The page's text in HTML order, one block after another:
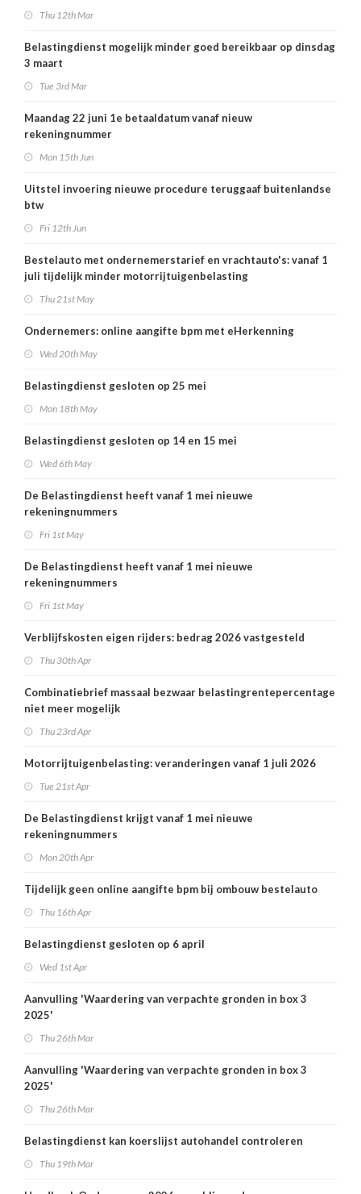
Thu 12th Mar
Belastingdienst mogelijk minder goed bereikbaar op dinsdag
3 maart
Tue 3rd Mar
Maandag 22 juni 1e betaaldatum vanaf nieuw
rekeningnummer
Mon 15th Jun
Uitstel invoering nieuwe procedure teruggaaf buitenlandse
btw
Fri 12th Jun
Bestelauto met ondernemerstarief en vrachtauto's: vanaf 1
juli tijdelijk minder motorrijtuigenbelasting
Thu 21st May
Ondernemers: online aangifte bpm met eHerkenning
Wed 20th May
Belastingdienst gesloten op 25 mei
Mon 18th May
Belastingdienst gesloten op 14 en 15 mei
Wed 6th May
De Belastingdienst heeft vanaf 1 mei nieuwe
rekeningnummers
Fri 1st May
De Belastingdienst heeft vanaf 1 mei nieuwe
rekeningnummers
Fri 1st May
Verblijfskosten eigen rijders: bedrag 2026 vastgesteld
Thu 30th Apr
Combinatiebrief massaal bezwaar belastingrentepercentage
niet meer mogelijk
Thu 23rd Apr
Motorrijtuigenbelasting: veranderingen vanaf 1 juli 2026
Tue 21st Apr
De Belastingdienst krijgt vanaf 1 mei nieuwe
rekeningnummers
Mon 20th Apr
Tijdelijk geen online aangifte bpm bij ombouw bestelauto
Thu 16th Apr
Belastingdienst gesloten op 6 april
Wed 1st Apr
Aanvulling 'Waardering van verpachte gronden in box 3
2025'
Thu 26th Mar
Aanvulling 'Waardering van verpachte gronden in box 3
2025'
Thu 26th Mar
Belastingdienst kan koerslijst autohandel controleren
Thu 19th Mar